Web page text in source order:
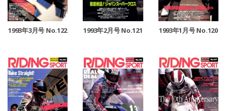
1993年3月号 No.122 1993年2月号 No.121 1993年1月号 No.120